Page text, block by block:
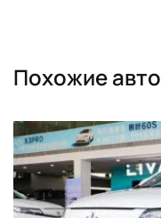
Похожие авто